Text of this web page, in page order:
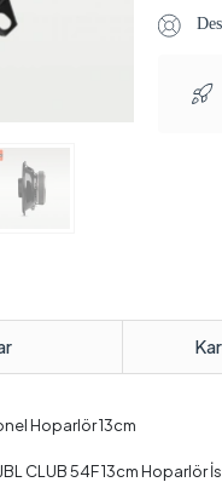
Hoparlör 13cm
CLUB 54F 13cm